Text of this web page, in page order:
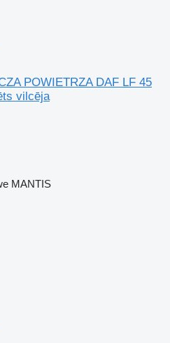
POWIETRZA DAF LF 45
vilcēja
MANTIS